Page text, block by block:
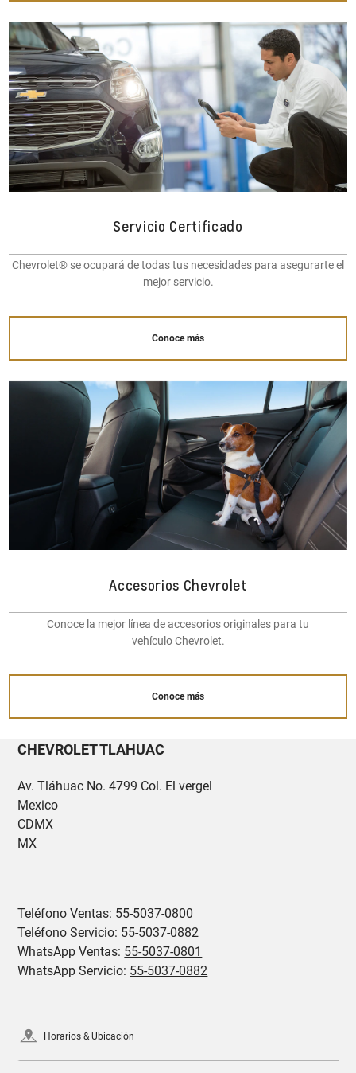
Servicio Certificado
Chevrolet® se ocupará de todas tus necesidades para asegurarte el
mejor servicio.
Conoce más
Accesorios Chevrolet
Conoce la mejor línea de accesorios originales para tu
vehículo Chevrolet.
Conoce más